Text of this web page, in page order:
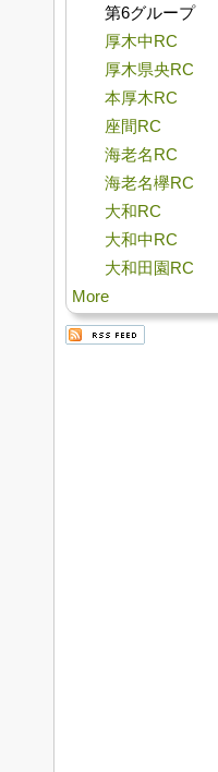
第6グループ
厚木中RC
厚木県央RC
本厚木RC
座間RC
海老名RC
海老名欅RC
大和RC
大和中RC
大和田園RC
More